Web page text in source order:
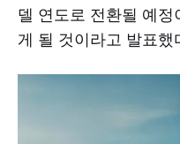
델 연도로 전환될 예
게 될 것이라고 발표했